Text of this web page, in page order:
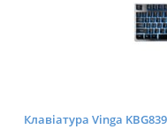
Клавіатура Vinga